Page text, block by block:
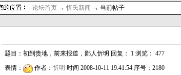
论坛首页 →忻氏新闻 → 当前帖子
题目：初到贵地，前来报道，鄙人忻明 回复： 1 浏览： 477
表情： 作者：忻明 时间 2008-10-11 19:41:54 序号：2180